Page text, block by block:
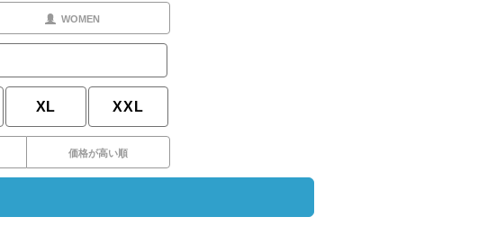
WOMEN
XL XXL
価格が高い順